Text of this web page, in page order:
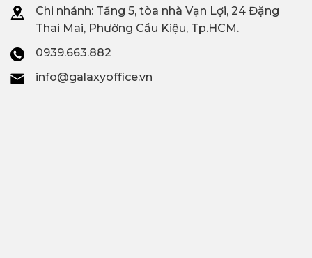
Chi nhánh: Tầng 5, tòa nhà Vạn Lợi, 24 Đặng
Thai Mai, Phường Cầu Kiệu, Tp.HCM.
0939.663.882
info@galaxyoffice.vn